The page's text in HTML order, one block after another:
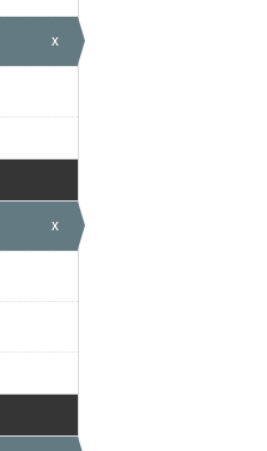
x
x